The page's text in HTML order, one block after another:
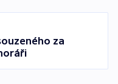
za